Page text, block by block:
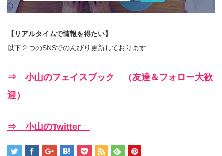
【リアルタイムで情報を得たい】
以下２つのSNSでのんびり更新しております
⇒ 小山のフェイスブック （友達＆フォロー大歓
迎）
⇒ 小山のTwitter